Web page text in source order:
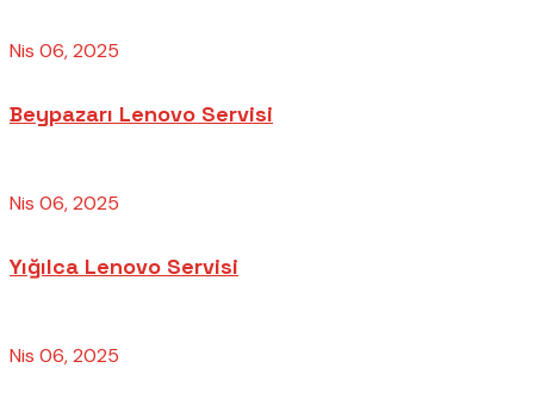
Nis 06, 2025
Beypazarı Lenovo Servisi
Nis 06, 2025
Yığılca Lenovo Servisi
Nis 06, 2025